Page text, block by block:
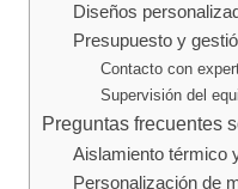
Diseños
Presupuesto y
Contacto con
Supervisión del
Preguntas frecuentes
Aislamiento térmico
Personalización de